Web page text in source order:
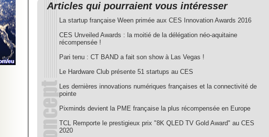
Articles qui pourraient vous intéresser
La startup française Ween primée aux CES Innovation Awards 2016
CES Unveiled Awards : la moitié de la délégation néo-aquitaine
récompensée !
Pari tenu : CT BAND a fait son show à Las Vegas !
Le Hardware Club présente 51 startups au CES
Les dernières innovations numériques françaises et la connectivité de
pointe
Pixminds devient la PME française la plus récompensée en Europe
TCL Remporte le prestigieux prix "8K QLED TV Gold Award" au CES
2020